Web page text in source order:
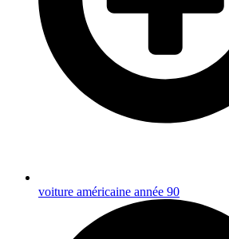
voiture américaine année 90